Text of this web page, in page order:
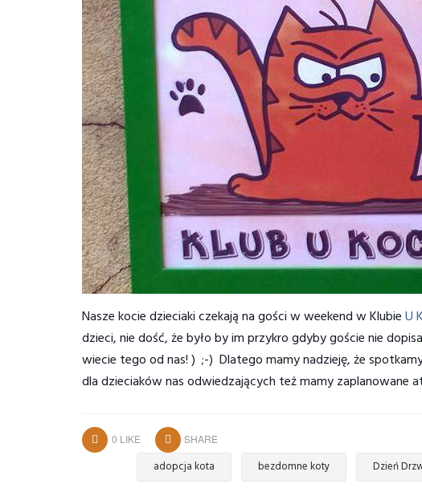
Nasze kocie dzieciaki czekają na gości w weekend w KlubieU
dzieci, nie dość, że było by im przykro gdyby goście nie
wiecie tego od nas! ) ;-) Dlatego mamy nadzieję, że
dla dzieciaków nas odwiedzających też mamy zaplanowane
0 LIKE SHARE
adopcja kota bezdomne koty Dzień